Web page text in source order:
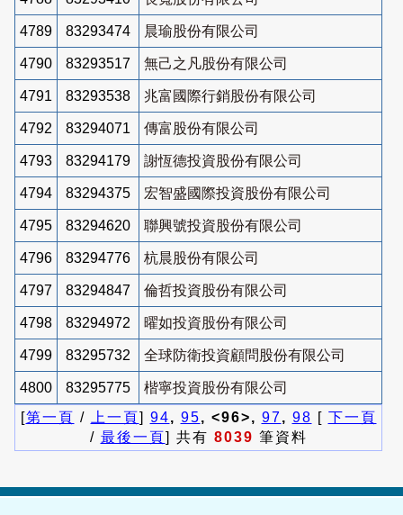
4789 83293474 晨瑜股份有限公司
4790 83293517 無己之凡股份有限公司
4791 83293538 兆富國際行銷股份有限公司
4792 83294071 傳富股份有限公司
4793 83294179 謝恆德投資股份有限公司
4794 83294375 宏智盛國際投資股份有限公司
4795 83294620 聯興號投資股份有限公司
4796 83294776 杭晨股份有限公司
4797 83294847 倫哲投資股份有限公司
4798 83294972 曜如投資股份有限公司
4799 83295732 全球防衛投資顧問股份有限公司
4800 83295775
楷寧投資股份有限公司
[第一頁 / 上一頁] 94, 95, <96>, 97, 98 [ 下一頁
/ 最後一頁] 共有 8039 筆資料